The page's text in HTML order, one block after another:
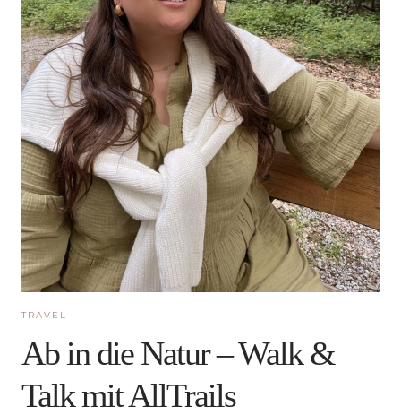
TRAVEL
Ab in die Natur – Walk &
Talk mit AllTrails